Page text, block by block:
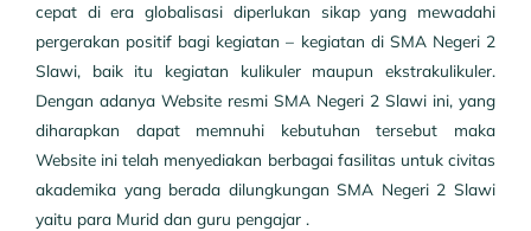
cepat di era globalisasi diperlukan sikap yang mewadahi
pergerakan positif bagi kegiatan – kegiatan di SMA Negeri 2
Slawi, baik itu kegiatan kulikuler maupun ekstrakulikuler.
Dengan adanya Website resmi SMA Negeri 2 Slawi ini, yang
diharapkan dapat memnuhi kebutuhan tersebut maka
Website ini telah menyediakan berbagai fasilitas untuk civitas
akademika yang berada dilungkungan SMA Negeri 2 Slawi
yaitu para Murid dan guru pengajar .